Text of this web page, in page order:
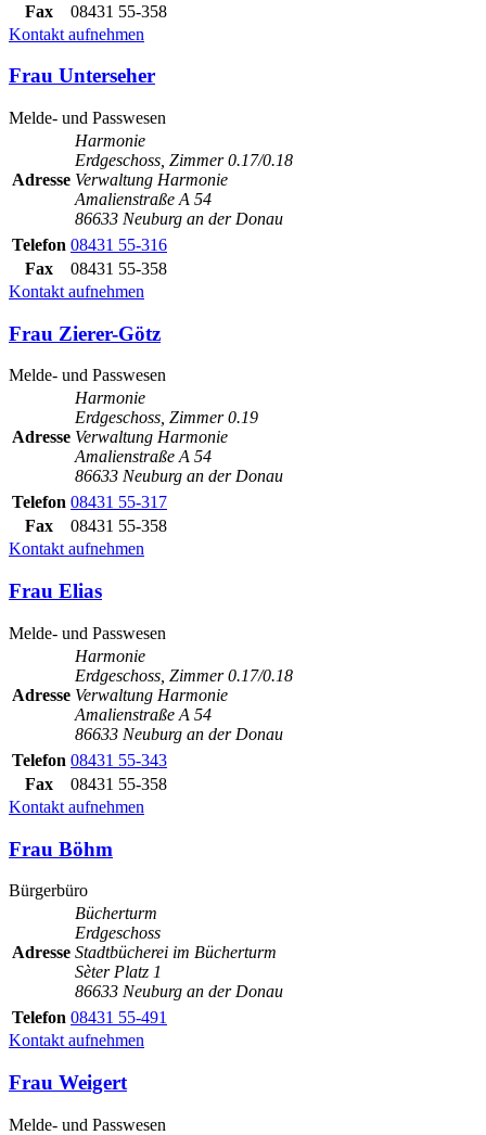
Fax
08431 55-358
Kontakt aufnehmen
Frau Unterseher
Melde- und Passwesen
Adresse
Harmonie
Erdgeschoss, Zimmer 0.17/0.18
Verwaltung Harmonie
Amalienstraße A 54
86633 Neuburg an der Donau
Telefon 08431 55-316
Fax
08431 55-358
Kontakt aufnehmen
Frau Zierer-Götz
Melde- und Passwesen
Adresse
Harmonie
Erdgeschoss, Zimmer 0.19
Verwaltung Harmonie
Amalienstraße A 54
86633 Neuburg an der Donau
Telefon 08431 55-317
Fax
08431 55-358
Kontakt aufnehmen
Frau Elias
Melde- und Passwesen
Adresse
Harmonie
Erdgeschoss, Zimmer 0.17/0.18
Verwaltung Harmonie
Amalienstraße A 54
86633 Neuburg an der Donau
Telefon 08431 55-343
Fax
08431 55-358
Kontakt aufnehmen
Frau Böhm
Bürgerbüro
Adresse
Bücherturm
Erdgeschoss
Stadtbücherei im Bücherturm
Sèter Platz 1
86633 Neuburg an der Donau
Telefon 08431 55-491
Kontakt aufnehmen
Frau Weigert
Melde- und Passwesen